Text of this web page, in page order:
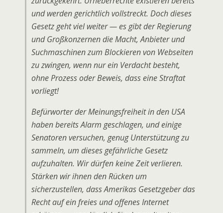
und werden gerichtlich vollstreckt. Doch dieses
Gesetz geht viel weiter — es gibt der Regierung
und Großkonzernen die Macht, Anbieter und
Suchmaschinen zum Blockieren von Webseiten
zu zwingen, wenn nur ein Verdacht besteht,
ohne Prozess oder Beweis, dass eine Straftat
vorliegt!
Befürworter der Meinungsfreiheit in den USA
haben bereits Alarm geschlagen, und einige
Senatoren versuchen, genug Unterstützung zu
sammeln, um dieses gefährliche Gesetz
aufzuhalten. Wir dürfen keine Zeit verlieren.
Stärken wir ihnen den Rücken um
sicherzustellen, dass Amerikas Gesetzgeber das
Recht auf ein freies und offenes Internet